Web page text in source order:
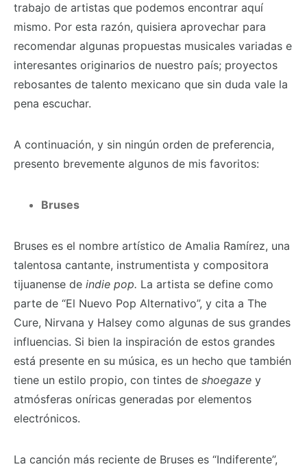
trabajo de artistas que podemos encontrar aquí
mismo. Por esta razón, quisiera aprovechar para
recomendar algunas propuestas musicales variadas e
interesantes originarios de nuestro país; proyectos
rebosantes de talento mexicano que sin duda vale la
pena escuchar.
A continuación, y sin ningún orden de preferencia,
presento brevemente algunos de mis favoritos:
Bruses
Bruses es el nombre artístico de Amalia Ramírez, una
talentosa cantante, instrumentista y compositora
tijuanense de indie pop. La artista se define como
parte de “El Nuevo Pop Alternativo”, y cita a The
Cure, Nirvana y Halsey como algunas de sus grandes
influencias. Si bien la inspiración de estos grandes
está presente en su música, es un hecho que también
tiene un estilo propio, con tintes de shoegaze y
atmósferas oníricas generadas por elementos
electrónicos.
La canción más reciente de Bruses es “Indiferente”,